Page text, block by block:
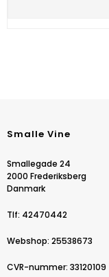
Smalle Vine
Smallegade 24
2000 Frederiksberg
Danmark
Tlf: 42470442
Webshop: 25538673
CVR-nummer: 33120109